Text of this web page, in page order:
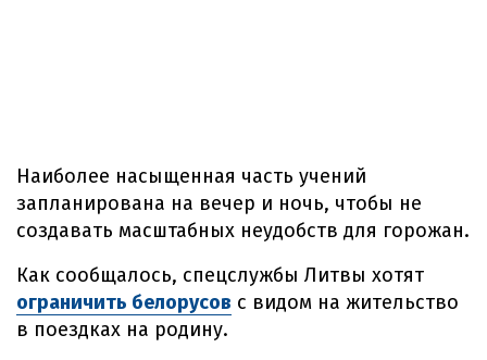
Наиболее насыщенная часть учений
запланирована на вечер и ночь, чтобы не
создавать масштабных неудобств для горожан.
Как сообщалось, спецслужбы Литвы хотят
ограничить белорусов с видом на жительство
в поездках на родину.